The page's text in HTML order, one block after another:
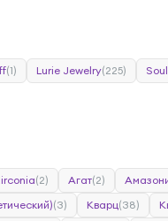
(1) Lurie Jewelry(225)
(2) Агат(2)
(3) Кварц(38)